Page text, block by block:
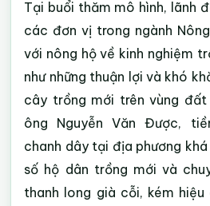
Tại buổi thăm mô hình, lãnh
các đơn vị trong ngành
với nông hộ về kinh nghiệm
như những thuận lợi và khó
cây trồng mới trên vùng
ông Nguyễn Văn Được,
chanh dây tại địa phương
số hộ dân trồng mới và
thanh long già cỗi, kém